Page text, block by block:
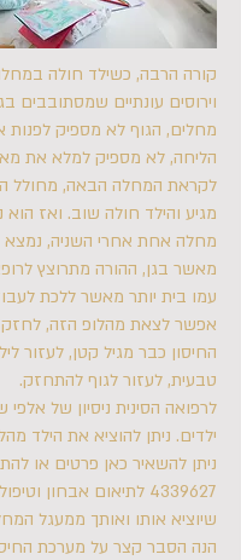
קורה הרבה, כשילד חולה
וירוסים עונתיים שמסתובבים
מחלים, הגוף לא מספיק לפנות
הליחה, לא מספיק למלא את
לקראת המחלה הבאה, מחולל
מגיע והילד חולה שוב. ואז הוא
מחלה אחת אחרי השניה, נמצא
מאשר בגן, ההורה מתרוצץ
עמו בית יותר מאשר ללכת
אפשר לצאת מהלופ הזה,
החיסון כבר מגיל קטן, לעזור
טבעית, לעזור לגוף להתחזק.
לרפואה הסינית ניסיון של אלפי
ילדים. ניתן להוציא את הילד
ניתן להשאיר כאן פרטים או
4339627 לתיאום אבחון
שיוציא אותו ואותך ממעגל
הנה הסבר קצר על מערכת